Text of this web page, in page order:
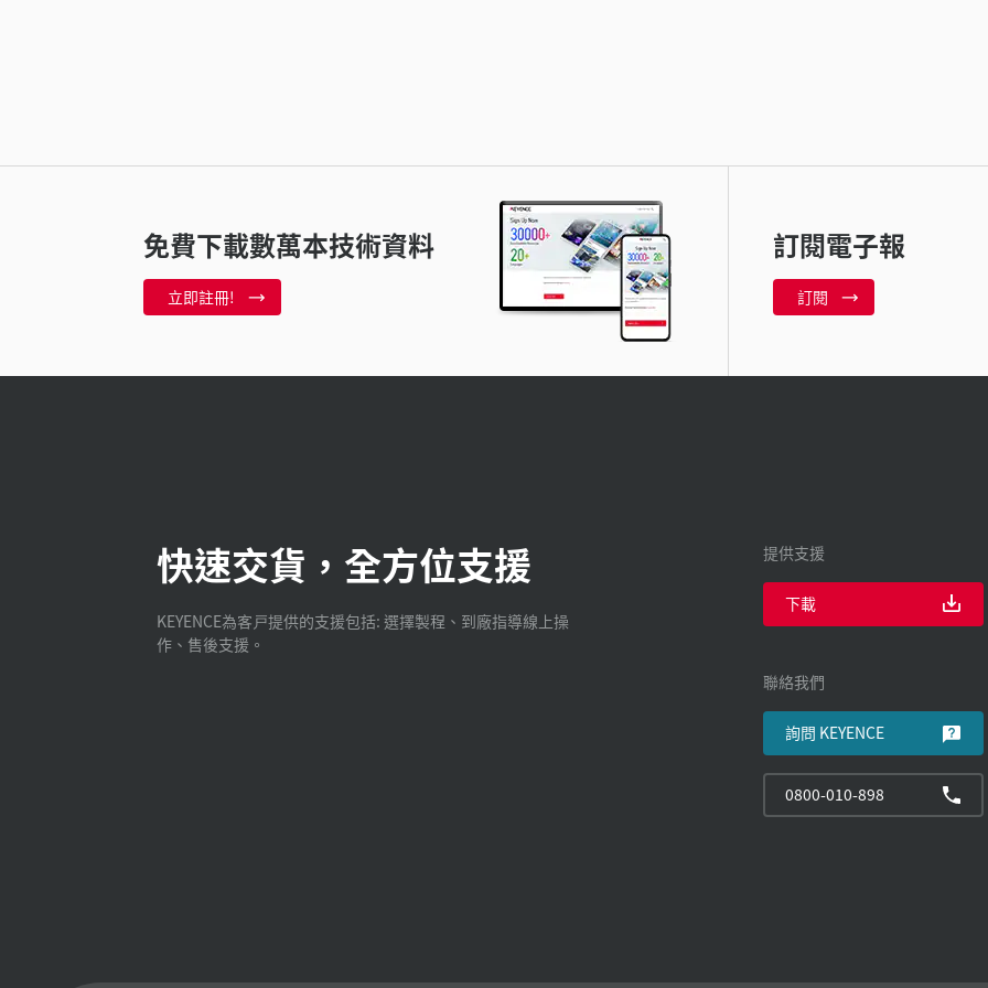
免費下載數萬本技術資料
立即註冊!
訂閱電子報
訂閱
快速交貨，全方位支援
KEYENCE為客戸提供的支援包括: 選擇製程、到廠指導線上操
作、售後支援。
提供支援
下載
聯絡我們
詢問 KEYENCE
0800-010-898